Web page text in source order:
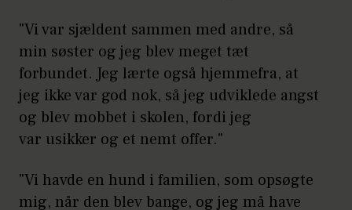
"Vi var sjældent sammen med andre, så
min søster og jeg blev meget tæt
forbundet. Jeg lærte også hjemmefra, at
jeg ikke var god nok, så jeg udviklede angst
og blev mobbet i skolen, fordi jeg
var usikker og et nemt offer."
"Vi havde en hund i familien, som opsøgte
mig, når den blev bange, og jeg må have